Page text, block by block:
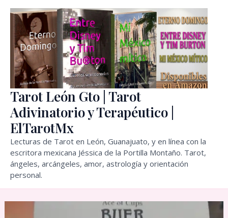
contenido
Tarot León Gto | Tarot
Adivinatorio y Terapéutico |
ElTarotMx
Lecturas de Tarot en León, Guanajuato, y en línea con la
escritora mexicana Jéssica de la Portilla Montaño. Tarot,
ángeles, arcángeles, amor, astrología y orientación
personal.